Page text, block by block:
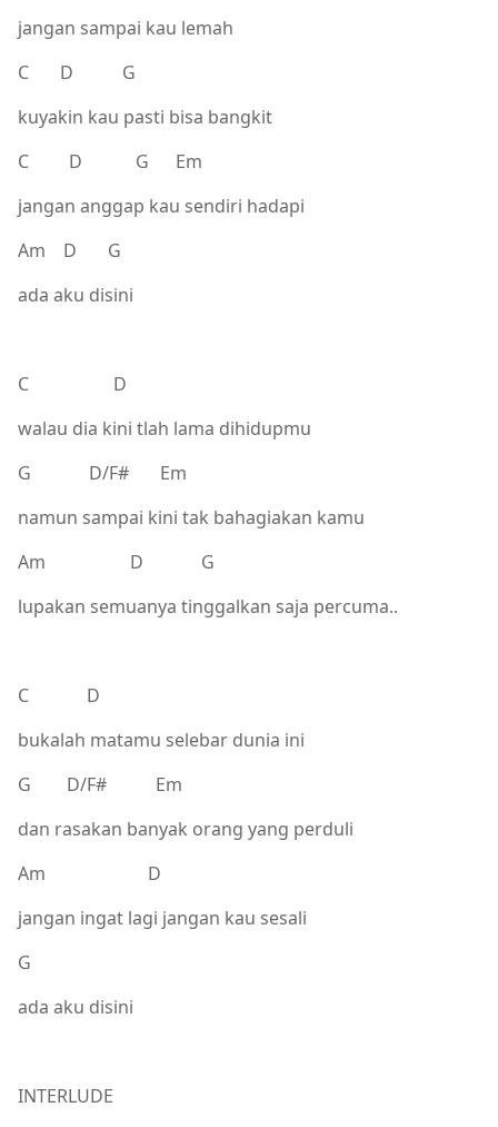
jangan sampai kau lemah
C D G
kuyakin kau pasti bisa bangkit
C D G Em
jangan anggap kau sendiri hadapi
Am D G
ada aku disini
C D
walau dia kini tlah lama dihidupmu
G D/F# Em
namun sampai kini tak bahagiakan kamu
Am D G
lupakan semuanya tinggalkan saja percuma..
C D
bukalah matamu selebar dunia ini
G D/F# Em
dan rasakan banyak orang yang perduli
Am D
jangan ingat lagi jangan kau sesali
G
ada aku disini
INTERLUDE